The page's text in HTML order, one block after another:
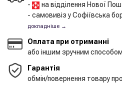
-
на відділення Нової
- самовивіз у Софіївська
докладніше →
Оплата при отриманні
або іншим зручним
Гарантія
обмін/повернення товару